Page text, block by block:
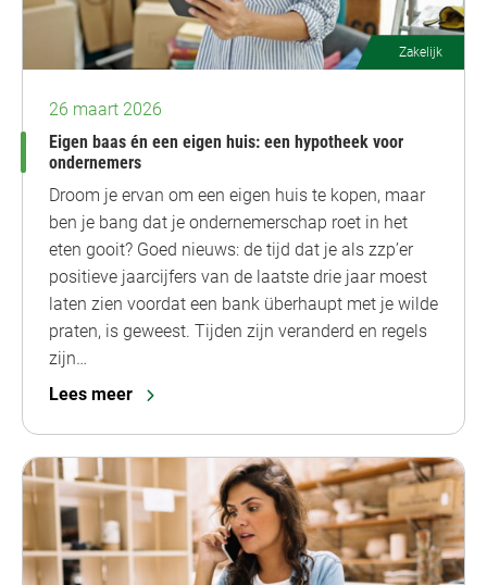
Zakelijk
26 maart 2026
Eigen baas én een eigen huis: een hypotheek voor
ondernemers
Droom je ervan om een eigen huis te kopen, maar
ben je bang dat je ondernemerschap roet in het
eten gooit? Goed nieuws: de tijd dat je als zzp’er
positieve jaarcijfers van de laatste drie jaar moest
laten zien voordat een bank überhaupt met je wilde
praten, is geweest. Tijden zijn veranderd en regels
zijn…
Lees meer